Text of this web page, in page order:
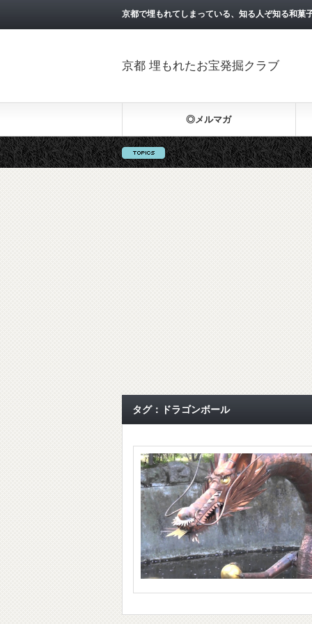
京都で埋もれてしまっている、知る人ぞ知る和菓
京都 埋もれたお宝発掘クラブ
◎メルマガ
タグ：ドラゴンボール